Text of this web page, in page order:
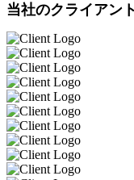
当社のクライアント